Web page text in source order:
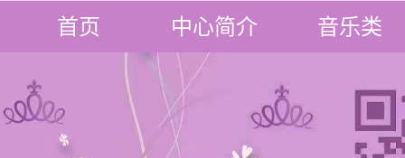
首页 中心简介 音乐类